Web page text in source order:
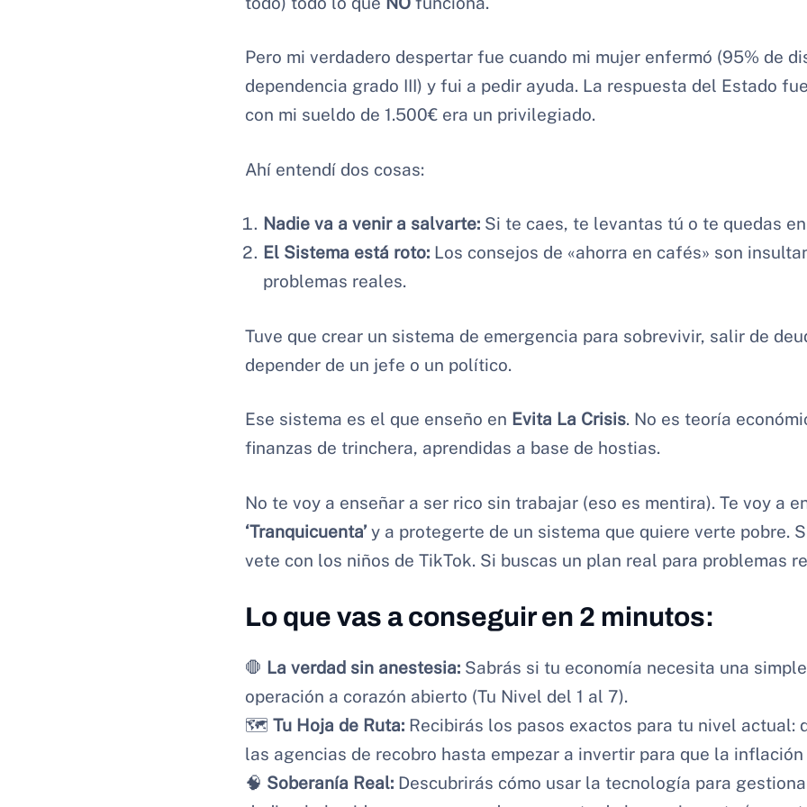
Pero mi verdadero despertar fue cuando mi mujer enfermó (95% de
dependencia grado III) y fui a pedir ayuda. La respuesta del Estado
con mi sueldo de 1.500€ era un privilegiado.
Ahí entendí dos cosas:
Nadie va a venir a salvarte: Si te caes, te levantas tú o te quedas
El Sistema está roto: Los consejos de «ahorra en cafés» son
problemas reales.
Tuve que crear un sistema de emergencia para sobrevivir, salir de
depender de un jefe o un político.
Ese sistema es el que enseño en Evita La Crisis. No es teoría
finanzas de trinchera, aprendidas a base de hostias.
No te voy a enseñar a ser rico sin trabajar (eso es mentira). Te voy a
‘Tranquicuenta’y a protegerte de un sistema que quiere verte pobre.
vete con los niños de TikTok. Si buscas un plan real para problemas
Lo que vas a conseguir en 2 minutos:
🛑 La verdad sin anestesia: Sabrás si tu economía necesita una
operación a corazón abierto (Tu Nivel del 1 al 7).
🗺️ Tu Hoja de Ruta: Recibirás los pasos exactos para tu nivel actual:
las agencias de recobro hasta empezar a invertir para que la inflación
🧠 Soberanía Real: Descubrirás cómo usar la tecnología para